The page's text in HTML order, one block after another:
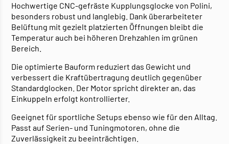
Hochwertige CNC-gefräste Kupplungsglocke von Polini,
besonders robust und langlebig. Dank überarbeiteter
Belüftung mit gezielt platzierten Öffnungen bleibt die
Temperatur auch bei höheren Drehzahlen im grünen
Bereich.
Die optimierte Bauform reduziert das Gewicht und
verbessert die Kraftübertragung deutlich gegenüber
Standardglocken. Der Motor spricht direkter an, das
Einkuppeln erfolgt kontrollierter.
Geeignet für sportliche Setups ebenso wie für den Alltag.
Passt auf Serien- und Tuningmotoren, ohne die
Zuverlässigkeit zu beeinträchtigen.